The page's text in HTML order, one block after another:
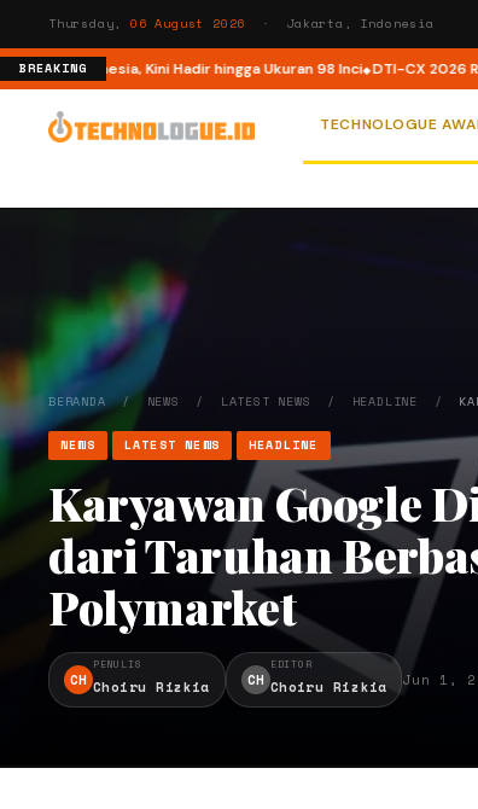
Thursday, 06 August 2026 · Jakarta, Indonesia
BREAKING
Indonesia, Kini Hadir hingga Ukuran 98 Inci DTI-CX 2026 Resmi
TECHNOLOGUE
BERANDA/ NEWS / LATEST NEWS / HEADLINE /
NEWS LATEST NEWS HEADLINE
Karyawan Google
dari Taruhan
Polymarket
CH
PENULIS
Choiru Rizkia CH
EDITOR
Choiru Rizkia Jun 1,